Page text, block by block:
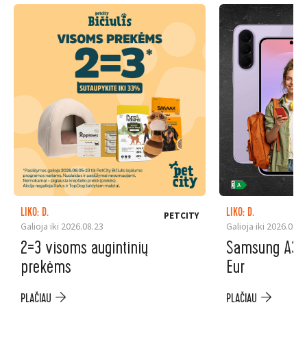
LIKO: D.
Galioja iki 2026.08.23
PETCITY
2=3 visoms augintinių
prekėms
PLAČIAU
LIKO: D.
Galioja iki
Samsung
Eur
PLAČIAU